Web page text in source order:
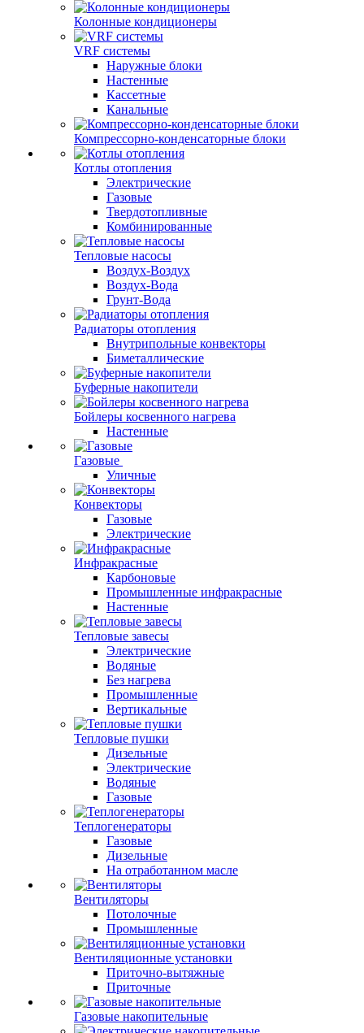
Колонные кондиционеры
VRF системы
Наружные блоки
Настенные
Кассетные
Канальные
Компрессорно-конденсаторные блоки
Котлы отопления
Электрические
Газовые
Твердотопливные
Комбинированные
Тепловые насосы
Воздух-Воздух
Воздух-Вода
Грунт-Вода
Радиаторы отопления
Внутрипольные конвекторы
Биметаллические
Буферные накопители
Бойлеры косвенного нагрева
Настенные
Газовые
Уличные
Конвекторы
Газовые
Электрические
Инфракрасные
Карбоновые
Промышленные инфракрасные
Настенные
Тепловые завесы
Электрические
Водяные
Без нагрева
Промышленные
Вертикальные
Тепловые пушки
Дизельные
Электрические
Водяные
Газовые
Теплогенераторы
Газовые
Дизельные
На отработанном масле
Вентиляторы
Потолочные
Промышленные
Вентиляционные установки
Приточно-вытяжные
Приточные
Газовые накопительные